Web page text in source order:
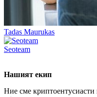
Tadas Maurukas
Seoteam
Нашият екип
Ние сме криптоентусиасти